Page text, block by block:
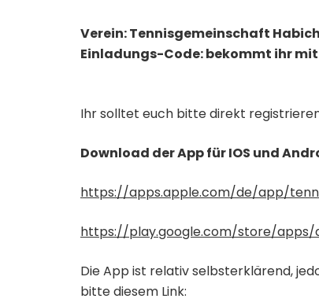
Verein: Tennisgemeinschaft
Einladungs-Code: bekommt ihr
Ihr solltet euch bitte direkt
Download der App für IOS und
https://apps.apple.com/de/app/
https://play.google.com/store/apps/
Die App ist relativ selbsterklärend,
bitte diesem Link: